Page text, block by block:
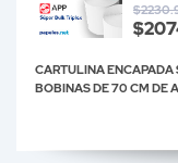
CARTULINA ENCAPADA
BOBINAS DE 70 CM DE